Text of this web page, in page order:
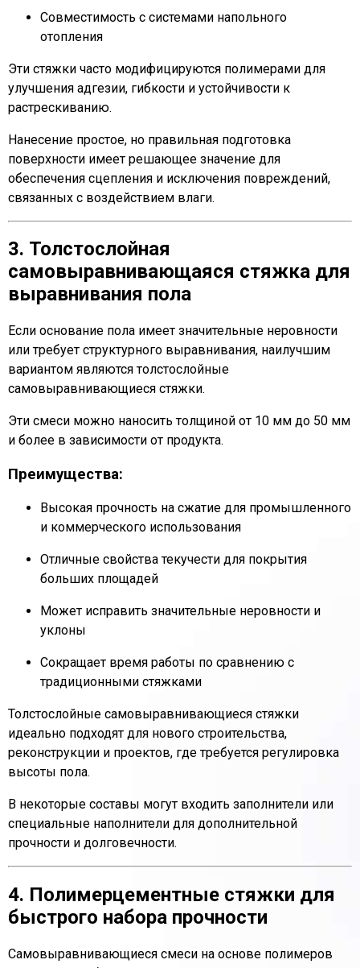
Совместимость с системами напольного
отопления
Эти стяжки часто модифицируются полимерами для
улучшения адгезии, гибкости и устойчивости к
растрескиванию.
Нанесение простое, но правильная подготовка
поверхности имеет решающее значение для
обеспечения сцепления и исключения повреждений,
связанных с воздействием влаги.
3. Толстослойная
самовыравнивающаяся стяжка для
выравнивания пола
Если основание пола имеет значительные неровности
или требует структурного выравнивания, наилучшим
вариантом являются толстослойные
самовыравнивающиеся стяжки.
Эти смеси можно наносить толщиной от 10 мм до 50 мм
и более в зависимости от продукта.
Преимущества:
Высокая прочность на сжатие для промышленного
и коммерческого использования
Отличные свойства текучести для покрытия
больших площадей
Может исправить значительные неровности и
уклоны
Сокращает время работы по сравнению с
традиционными стяжками
Толстослойные самовыравнивающиеся стяжки
идеально подходят для нового строительства,
реконструкции и проектов, где требуется регулировка
высоты пола.
В некоторые составы могут входить заполнители или
специальные наполнители для дополнительной
прочности и долговечности.
4. Полимерцементные стяжки для
быстрого набора прочности
Самовыравнивающиеся смеси на основе полимеров